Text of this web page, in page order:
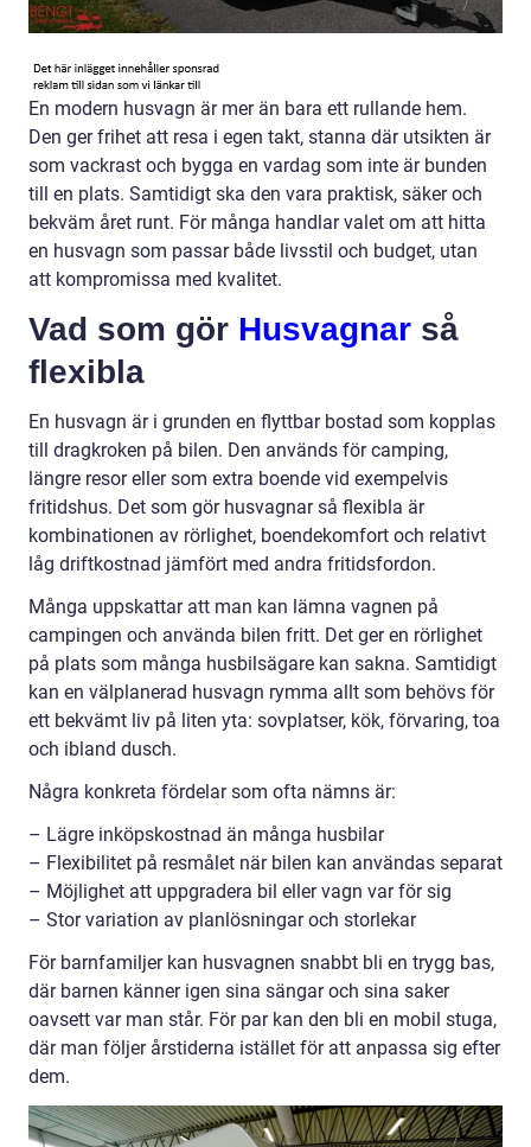
En modern husvagn är mer än bara ett rullande hem.
Den ger frihet att resa i egen takt, stanna där utsikten är
som vackrast och bygga en vardag som inte är bunden
till en plats. Samtidigt ska den vara praktisk, säker och
bekväm året runt. För många handlar valet om att hitta
en husvagn som passar både livsstil och budget, utan
att kompromissa med kvalitet.
Vad som gör Husvagnar så
flexibla
En husvagn är i grunden en flyttbar bostad som kopplas
till dragkroken på bilen. Den används för camping,
längre resor eller som extra boende vid exempelvis
fritidshus. Det som gör husvagnar så flexibla är
kombinationen av rörlighet, boendekomfort och relativt
låg driftkostnad jämfört med andra fritidsfordon.
Många uppskattar att man kan lämna vagnen på
campingen och använda bilen fritt. Det ger en rörlighet
på plats som många husbilsägare kan sakna. Samtidigt
kan en välplanerad husvagn rymma allt som behövs för
ett bekvämt liv på liten yta: sovplatser, kök, förvaring, toa
och ibland dusch.
Några konkreta fördelar som ofta nämns är:
– Lägre inköpskostnad än många husbilar
– Flexibilitet på resmålet när bilen kan användas separat
– Möjlighet att uppgradera bil eller vagn var för sig
– Stor variation av planlösningar och storlekar
För barnfamiljer kan husvagnen snabbt bli en trygg bas,
där barnen känner igen sina sängar och sina saker
oavsett var man står. För par kan den bli en mobil stuga,
där man följer årstiderna istället för att anpassa sig efter
dem.